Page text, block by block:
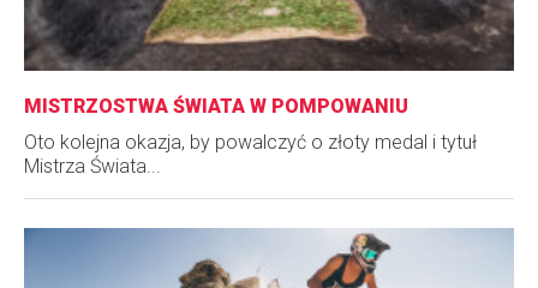
MISTRZOSTWA ŚWIATA W POMPOWANIU
Oto kolejna okazja, by powalczyć o złoty medal i tytuł
Mistrza Świata...